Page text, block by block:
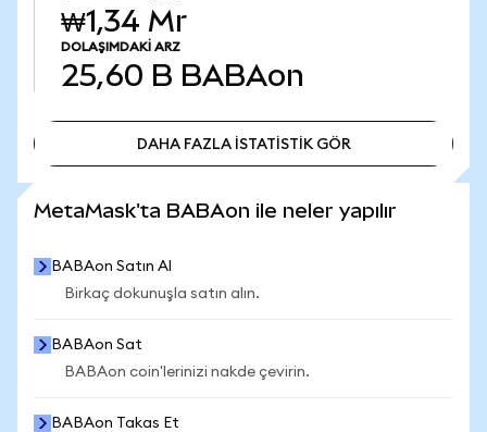
₩1,34 Mr
DOLAŞIMDAKI ARZ
25,60 B BABAon
DAHA FAZLA İSTATİSTİK GÖR
MetaMask'ta BABAon ile neler yapılır
BABAon Satın Al
Birkaç dokunuşla satın alın.
BABAon Sat
BABAon coin'lerinizi nakde çevirin.
BABAon Takas Et